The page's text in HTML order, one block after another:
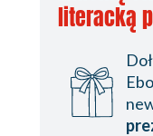
literacką